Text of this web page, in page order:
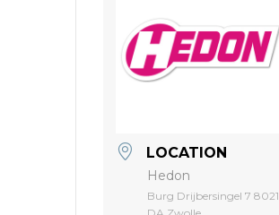
LOCATION
Hedon
Burg Drijbersingel 7 8021